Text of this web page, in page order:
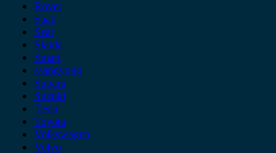
Rover
Saab
Seat
Skoda
Smart
ssangyong
Subaru
Suzuki
Tesla
Toyota
Volkswagen
Volvo